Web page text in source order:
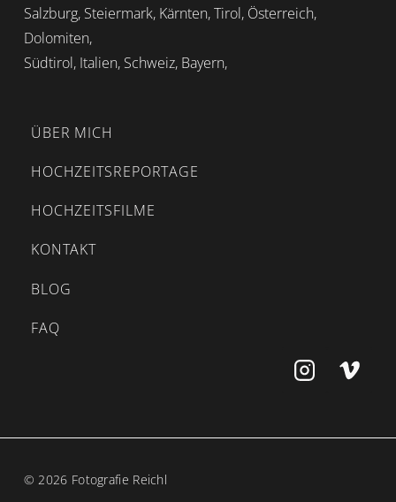
Salzburg, Steiermark, Kärnten, Tirol, Österreich,
Dolomiten,
Südtirol, Italien, Schweiz, Bayern,
ÜBER MICH
HOCHZEITSREPORTAGE
HOCHZEITSFILME
KONTAKT
BLOG
FAQ
© 2026 Fotografie Reichl